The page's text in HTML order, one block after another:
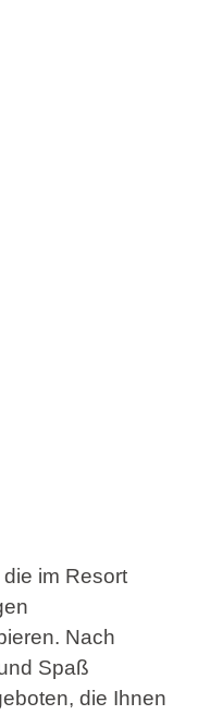
im Resort
Nach
Spaß
die Ihnen